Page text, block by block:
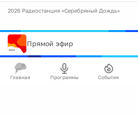
2026 Радиостанция «Серебряный Дождь»
Прямой эфир
Главная Программы События